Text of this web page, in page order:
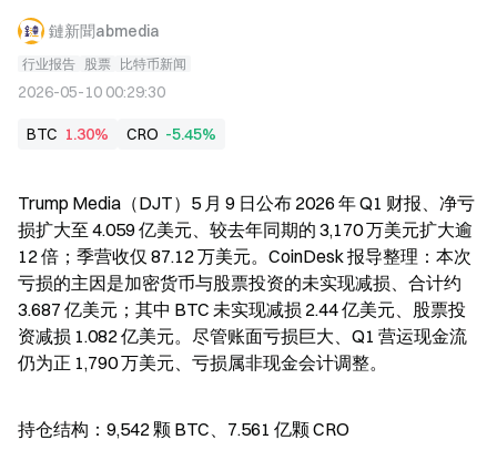
鏈新聞abmedia
行业报告 股票 比特币新闻
2026-05-10 00:29:30
BTC 1.30% CRO -5.45%
Trump Media（DJT）5 月 9 日公布 2026 年 Q1 财报、净亏
损扩大至 4.059 亿美元、较去年同期的 3,170 万美元扩大逾
12 倍；季营收仅 87.12 万美元。CoinDesk 报导整理：本次
亏损的主因是加密货币与股票投资的未实现减损、合计约
3.687 亿美元；其中 BTC 未实现减损 2.44 亿美元、股票投
资减损 1.082 亿美元。尽管账面亏损巨大、Q1 营运现金流
仍为正 1,790 万美元、亏损属非现金会计调整。
持仓结构：9,542 颗 BTC、7.561 亿颗 CRO